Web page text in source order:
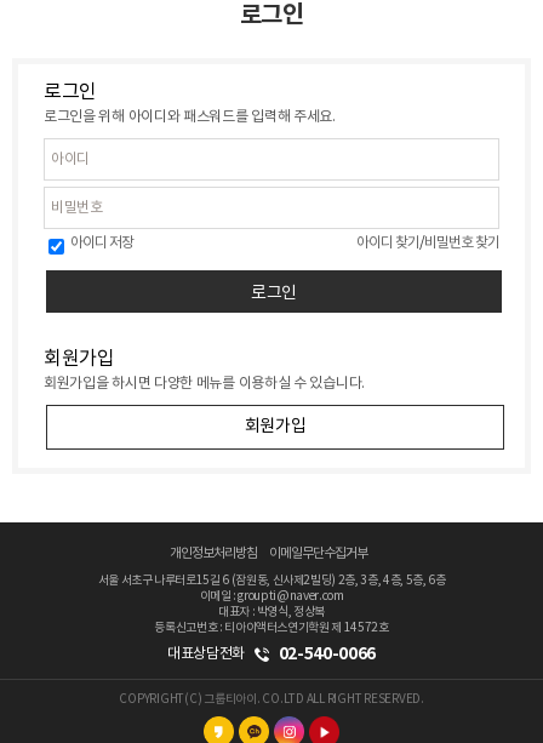
로그인
로그인
로그인을 위해 아이디와 패스워드를 입력해 주세요.
아이디 저장 아이디 찾기/비밀번호 찾기
회원가입
회원가입을 하시면 다양한 메뉴를 이용하실 수 있습니다.
회원가입
개인정보처리방침 이메일무단수집거부
서울 서초구 나루터로15길 6 (잠원동, 신사제2빌딩) 2층, 3층, 4층, 5층, 6층
이메일 : groupti@naver.com
대표자 : 박영식, 정상복
등록신고번호 : 티아이액터스연기학원 제 14572호
대표상담전화 02-540-0066
COPYRIGHT(C) 그룹티아이. CO.LTD ALL RIGHT RESERVED.